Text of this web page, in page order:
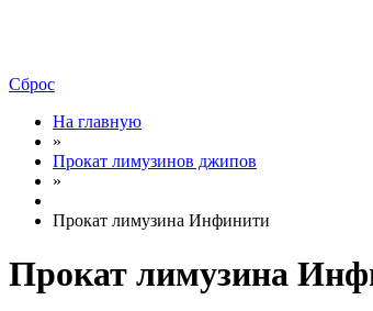
Сброс
На главную
»
Прокат лимузинов джипов
»
Прокат лимузина Инфинити
Прокат лимузина